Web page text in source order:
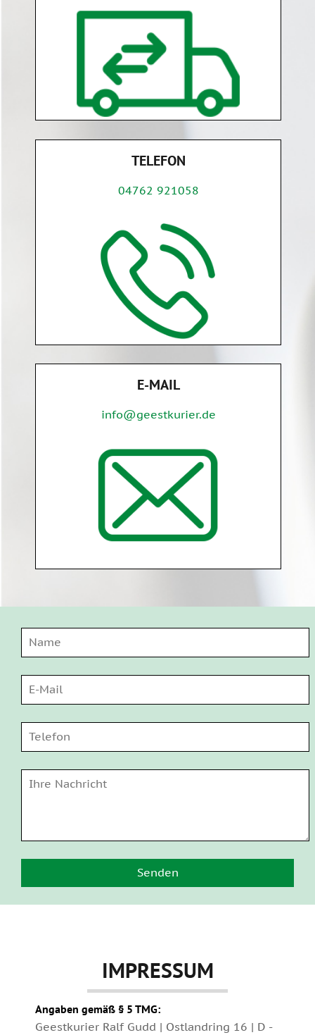
TELEFON
04762 921058
E-MAIL
info@geestkurier.de
IMPRESSUM
Angaben gemäß § 5 TMG:
Geestkurier Ralf Gudd | Ostlandring 16 | D -